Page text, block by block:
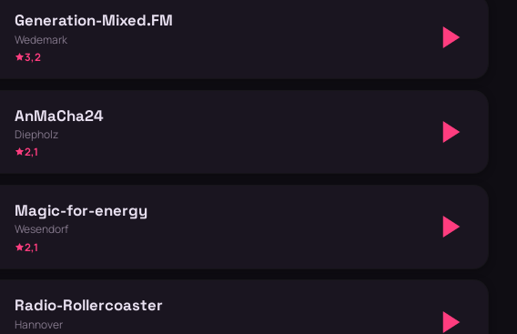
Generation-Mixed.FM
Wedemark
3,2
AnMaCha24
Diepholz
2,1
Magic-for-energy
Wesendorf
2,1
Radio-Rollercoaster
Hannover